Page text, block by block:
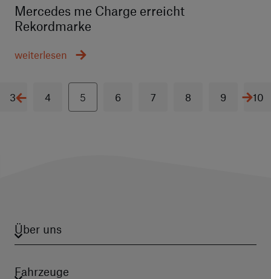
Mercedes me Charge erreicht
Rekordmarke
weiterlesen
3 4 5 6 7 8 9 10
Über uns
Fahrzeuge